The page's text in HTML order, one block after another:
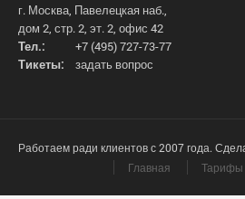
г. Москва, Павелецкая наб.,
дом 2, стр. 2, эт. 2, офис 42
Тел.:
+7 (495) 727-73-77
Тикеты:
задать вопрос
Работаем ради клиентов с 2007 года.
Главная
Тарифы